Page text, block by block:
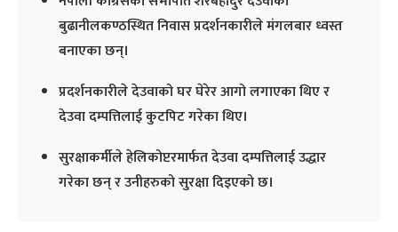
बुढानीलकण्ठस्थित निवास प्रदर्शनकारीले मंगलबार ध्वस्त
बनाएका छन्।
प्रदर्शनकारीले देउवाको घर घेरेर आगो लगाएका थिए र
देउवा दम्पत्तिलाई कुटपिट गरेका थिए।
सुरक्षाकर्मीले हेलिकोप्टरमार्फत देउवा दम्पत्तिलाई उद्धार
गरेका छन् र उनीहरुको सुरक्षा दिइएको छ।